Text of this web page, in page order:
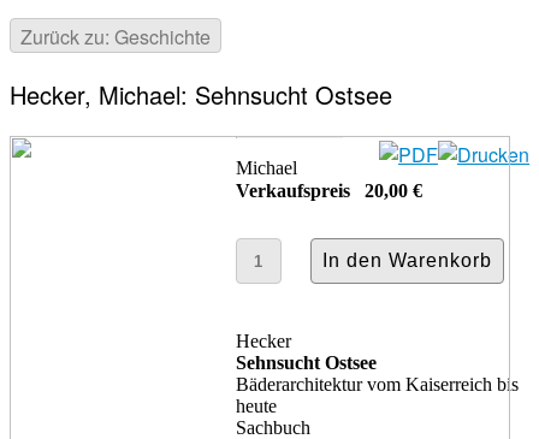
Zurück zu: Geschichte
Hecker, Michael: Sehnsucht Ostsee
Verkaufspreis 20,00 €
Michael
Hecker
Sehnsucht Ostsee
Bäderarchitektur vom Kaiserreich bis
heute
Sachbuch